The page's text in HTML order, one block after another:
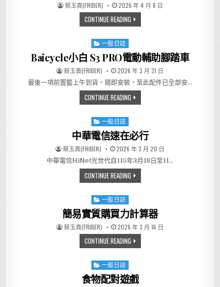
AUTHOR:
蔡玉貴(FRIBER) PUBLISHED DATE:
2026 年 4 月 8 日
CONTINUE READING複利與單利計算器
Posted in
一般日誌
Baicycle小白 S3 PRO電動輔助腳踏車
AUTHOR:
蔡玉貴(FRIBER) PUBLISHED DATE:
2026 年 3 月 31 日
最後一項前置籃上午到貨，隨即安裝，至此配件已全部安…
CONTINUE READINGBAICYCLE小白 S3 PRO電動輔助
Posted in
一般日誌
中華電信速在必行
AUTHOR:
蔡玉貴(FRIBER) PUBLISHED DATE:
2026 年 3 月 20 日
中華電信HiNet光世代自115年3月18日至11…
CONTINUE READING中華電信速在必行
Posted in
一般日誌
簡易實質購買力計算器
AUTHOR:
蔡玉貴(FRIBER) PUBLISHED DATE:
2026 年 3 月 16 日
CONTINUE READING簡易實質購買力計算器
Posted in
一般日誌
食物配對遊戲